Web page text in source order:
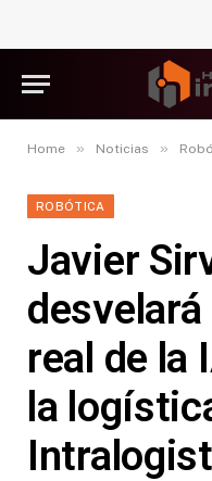
Home » Noticias »
ROBÓTICA
Javier
real de la
la